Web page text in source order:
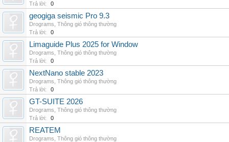
Trả lời:
0
geogiga seismic Pro 9.3
Drograms Thông gió thông thường
Trả lời:
0
Limaguide Plus 2025 for Window
Drograms Thông gió thông thường
Trả lời:
0
NextNano stable 2023
Drograms Thông gió thông thường
Trả lời:
0
GT-SUITE 2026
Drograms Thông gió thông thường
Trả lời:
0
REATEM
Drograms Thông gió thông thường